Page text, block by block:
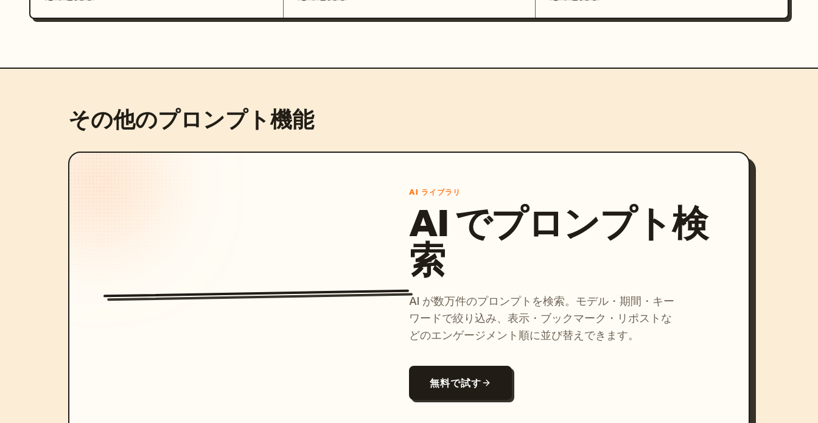
その他のプロンプト機能
AI ライブラリ
AI でプロンプト検
索
AI が数万件のプロンプトを検索。モデル・期間・キー
ワードで絞り込み、表示・ブックマーク・リポストな
どのエンゲージメント順に並び替えできます。
無料で試す